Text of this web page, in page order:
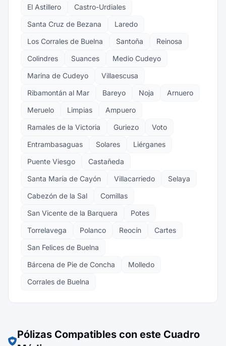
El Astillero
Castro-Urdiales
Santa Cruz de Bezana
Laredo
Los Corrales de Buelna
Santoña
Reinosa
Colindres
Suances
Medio Cudeyo
Marina de Cudeyo
Villaescusa
Ribamontán al Mar
Bareyo Noja
Arnuero
Meruelo
Limpias
Ampuero
Ramales de la Victoria
Guriezo
Voto
Entrambasaguas
Solares
Liérganes
Puente Viesgo
Castañeda
Santa María de Cayón
Villacarriedo
Selaya
Cabezón de la Sal
Comillas
San Vicente de la Barquera
Potes
Torrelavega
Polanco Reocín
Cartes
San Felices de Buelna
Bárcena de Pie de Concha
Molledo
Corrales de Buelna
Pólizas Compatibles con este Cuadro